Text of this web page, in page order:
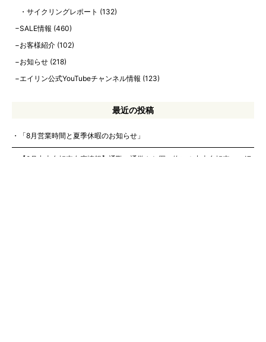
サイクリングレポート (132)
SALE情報 (460)
お客様紹介 (102)
お知らせ (218)
エイリン公式YouTubeチャンネル情報 (123)
最近の投稿
「8月営業時間と夏季休暇のお知らせ」
【8月中古自転車在庫情報】通勤・通学やお買い物に！中古自転車のご紹